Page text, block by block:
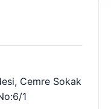
Cemre Sokak
1